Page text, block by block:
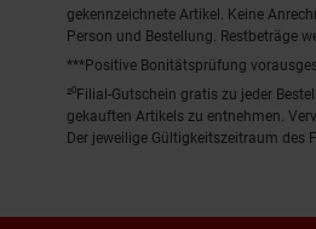
gekennzeichnete Artikel. Keine
Person und Bestellung. Restbeträge
***Positive Bonitätsprüfung
²⁰Filial-Gutschein gratis zu jeder
gekauften Artikels zu entnehmen.
Der jeweilige Gültigkeitszeitraum des